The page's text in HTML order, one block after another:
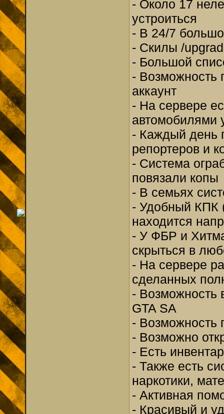
- Около 17
устроиться
- В 24/7
- Скилы /
- Большой
- Возможность
аккаунт
- На сервере
автомобилями
- Каждый день
репортеров и
- Система
повязали копы
- В семьях
- Удобный КПК
находится
- У ФБР и
скрыться в
- На сервере
сделанных
- Возможность
GTA SA
- Возможность
- Возможно
- Есть
- Также есть
наркотики,
- Активная
- Красивый и